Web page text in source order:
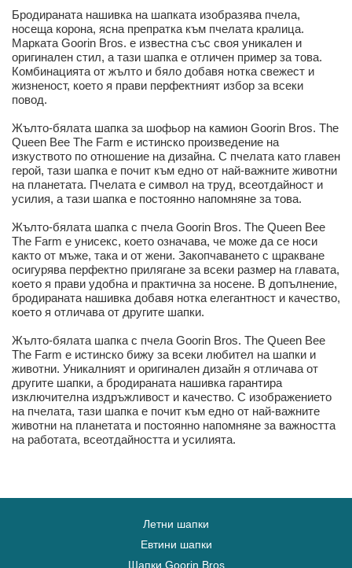
Бродираната нашивка на шапката изобразява пчела,
носеща корона, ясна препратка към пчелата кралица.
Марката Goorin Bros. е известна със своя уникален и
оригинален стил, а тази шапка е отличен пример за това.
Комбинацията от жълто и бяло добавя нотка свежест и
жизненост, което я прави перфектният избор за всеки
повод.
Жълто-бялата шапка за шофьор на камион Goorin Bros. The
Queen Bee The Farm е истинско произведение на
изкуството по отношение на дизайна. С пчелата като главен
герой, тази шапка е почит към едно от най-важните животни
на планетата. Пчелата е символ на труд, всеотдайност и
усилия, а тази шапка е постоянно напомняне за това.
Жълто-бялата шапка с пчела Goorin Bros. The Queen Bee
The Farm е унисекс, което означава, че може да се носи
както от мъже, така и от жени. Закопчаването с щракване
осигурява перфектно прилягане за всеки размер на главата,
което я прави удобна и практична за носене. В допълнение,
бродираната нашивка добавя нотка елегантност и качество,
което я отличава от другите шапки.
Жълто-бялата шапка с пчела Goorin Bros. The Queen Bee
The Farm е истинско бижу за всеки любител на шапки и
животни. Уникалният и оригинален дизайн я отличава от
другите шапки, а бродираната нашивка гарантира
изключителна издръжливост и качество. С изображението
на пчелата, тази шапка е почит към едно от най-важните
животни на планетата и постоянно напомняне за важността
на работата, всеотдайността и усилията.
Летни шапки
Евтини шапки
Шапки Goorin Bros